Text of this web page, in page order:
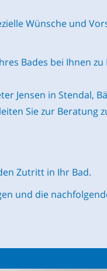
Wünsche und
Bades bei Ihnen zu
Jensen in Stendal,
Sie zur Beratung
Zutritt in Ihr Bad.
und die